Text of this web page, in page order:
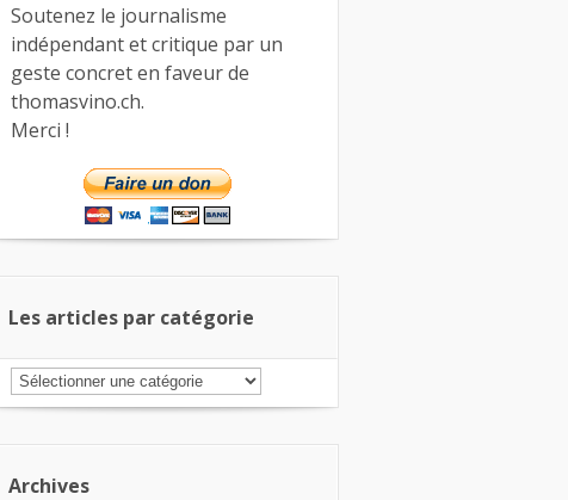
Soutenez le journalisme
indépendant et critique par un
geste concret en faveur de
thomasvino.ch.
Merci !
Les articles par catégorie
Les
articles
Archives